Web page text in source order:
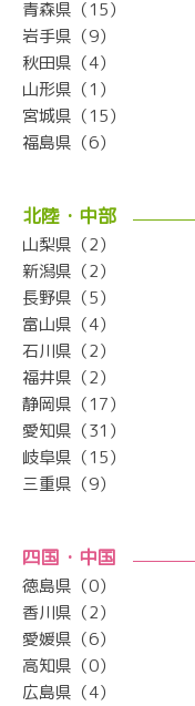
青森県（15）
岩手県（9）
秋田県（4）
山形県（1）
宮城県（15）
福島県（6）
北陸・中部
山梨県（2）
新潟県（2）
長野県（5）
富山県（4）
石川県（2）
福井県（2）
静岡県（17）
愛知県（31）
岐阜県（15）
三重県（9）
四国・中国
徳島県（0）
香川県（2）
愛媛県（6）
高知県（0）
広島県（4）